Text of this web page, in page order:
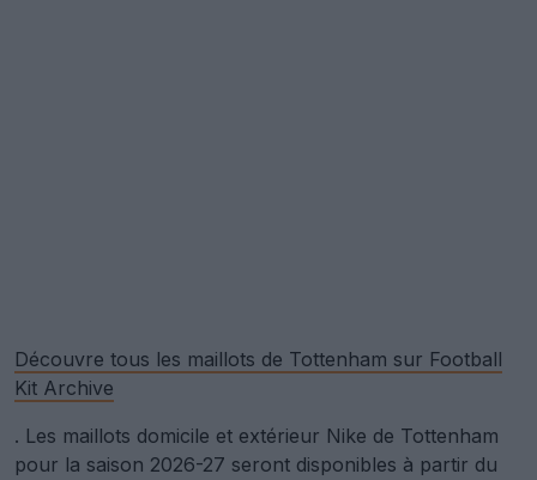
Découvre tous les maillots de Tottenham sur Football
Kit Archive
. Les maillots domicile et extérieur Nike de Tottenham
pour la saison 2026-27 seront disponibles à partir du